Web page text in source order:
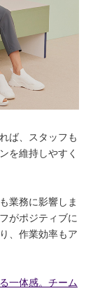
ば、スタッフも
を維持しやすく
業務に影響しま
がポジティブに
、作業効率もア
一体感。チーム